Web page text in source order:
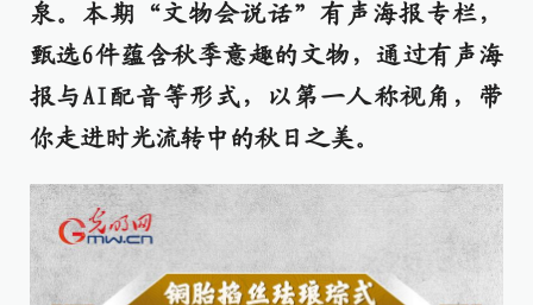
泉。本期“文物会说话”有声海报专栏，
甄选6件蕴含秋季意趣的文物，通过有声海
报与AI配音等形式，以第一人称视角，带
你走进时光流转中的秋日之美。